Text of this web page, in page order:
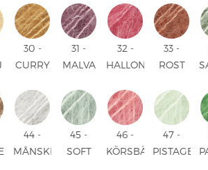
UNI
UNI
UNI
30 -
CURRY
31 -
MALVA
32 -
HALLON
33 -
ROST
44 -
MÅNSKEN
45 -
SOFT
46 -
KÖRSBÄR
47 -